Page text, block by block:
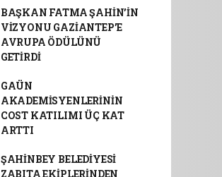
BAŞKAN FATMA ŞAHİN’İN
VİZYONU GAZİANTEP’E
AVRUPA ÖDÜLÜNÜ
GETİRDİ
GAÜN
AKADEMİSYENLERİNİN
COST KATILIMI ÜÇ KAT
ARTTI
ŞAHİNBEY BELEDİYESİ
ZABITA EKİPLERİNDEN